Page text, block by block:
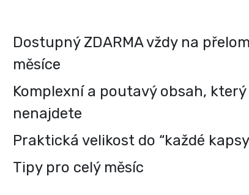
Dostupný ZDARMA vždy na
měsíce
Komplexní a poutavý obsah, který
nenajdete
Praktická velikost do “každé
Tipy pro celý měsíc